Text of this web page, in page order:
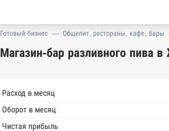
Готовый бизнес — Общепит, рестораны, кафе, бары
Магазин-бар разливного пива
Расход в месяц
Оборот в месяц
Чистая прибыль